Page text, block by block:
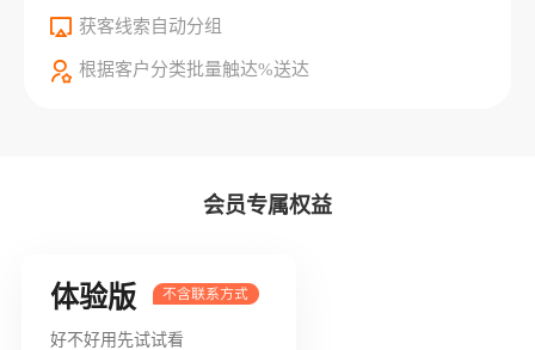
获客线索自动分组
根据客户分类批量触达%送达
会员专属权益
体验版
好不好用先试试看